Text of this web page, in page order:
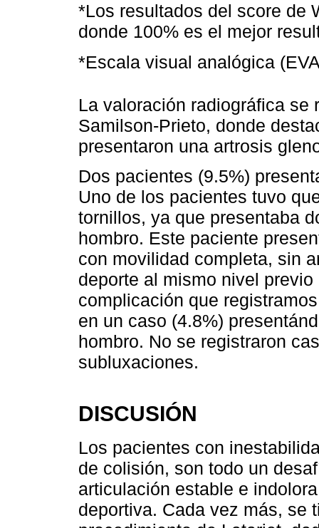
*Los resultados del score de
donde 100% es el mejor
*Escala visual analógica
La valoración radiográfica
Samilson-Prieto, donde
presentaron una artrosis
Dos pacientes (9.5%)
Uno de los pacientes tuvo
tornillos, ya que presentaba
hombro. Este paciente
con movilidad completa, sin
deporte al mismo nivel
complicación que
en un caso (4.8%)
hombro. No se registraron
subluxaciones.
DISCUSIÓN
Los pacientes con
de colisión, son todo un
articulación estable e
deportiva. Cada vez más, se